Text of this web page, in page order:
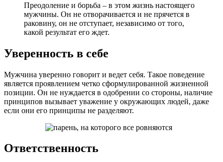
Преодоление и борьба – в этом жизнь настоящего
мужчины. Он не отворачивается и не прячется в
раковину, он не отступает, независимо от того,
какой результат его ждет.
Уверенность в себе
Мужчина уверенно говорит и ведет себя. Такое поведение
является проявлением четко сформулированной жизненной
позиции. Он не нуждается в одобрении со стороны, наличие
принципов вызывает уважение у окружающих людей, даже
если они его принципы не разделяют.
Ответственность